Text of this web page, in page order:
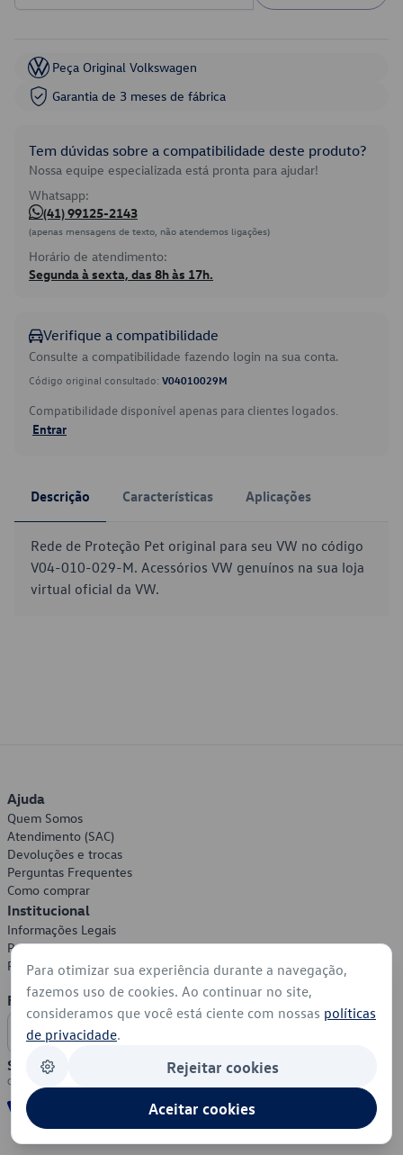
Peça Original Volkswagen
Garantia de 3 meses de fábrica
Tem dúvidas sobre a compatibilidade deste produto?
Nossa equipe especializada está pronta para ajudar!
Whatsapp:
(41) 99125-2143
(apenas mensagens de texto, não atendemos ligações)
Horário de atendimento:
Segunda à sexta, das 8h às 17h.
Verifique a compatibilidade
Consulte a compatibilidade fazendo login na sua conta.
Código original consultado: V04010029M
Compatibilidade disponível apenas para clientes logados.
Entrar
Descrição Características Aplicações
Rede de Proteção Pet original para seu VW no código
V04-010-029-M. Acessórios VW genuínos na sua loja
virtual oficial da VW.
Ajuda
Quem Somos
Atendimento (SAC)
Devoluções e trocas
Perguntas Frequentes
Como comprar
Institucional
Informações Legais
Política de Privacidade
Política de Cookies
Formas de Pagamento
Segurança
Para otimizar sua experiência durante a navegação,
fazemos uso de cookies. Ao continuar no site,
consideramos que você está ciente com nossas políticas
de privacidade.
Rejeitar cookies
Aceitar cookies